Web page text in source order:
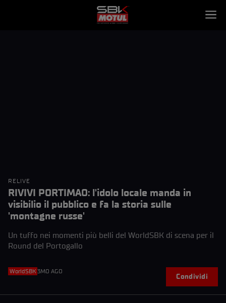
RELIVE
RIVIVI PORTIMAO: l'idolo locale manda in
visibilio il pubblico e fa la storia sulle
'montagne russe'
Un tuffo nei momenti più belli del WorldSBK di scena per il
Round del Portogallo
WorldSBK 3MO AGO
Condividi